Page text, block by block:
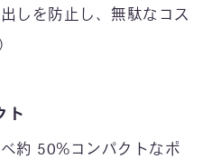
しを防止し、無駄なコス
ト
約 50%コンパクトなポ